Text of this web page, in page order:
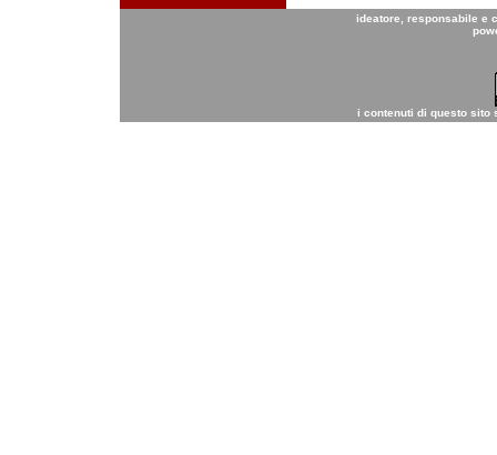
ideatore, responsabile e
i contenuti di questo sito